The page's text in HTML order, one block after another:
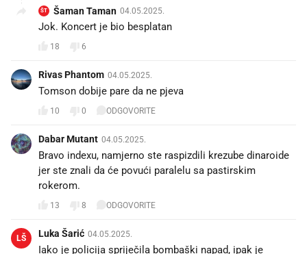
ŠT Šaman Taman 04.05.2025.
Jok. Koncert je bio besplatan
18 6
Rivas Phantom 04.05.2025.
Tomson dobije pare da ne pjeva
10 0 ODGOVORITE
Dabar Mutant 04.05.2025.
Bravo indexu, namjerno ste raspizdili krezube dinaroide
jer ste znali da će povući paralelu sa pastirskim
rokerom.
13 8 ODGOVORITE
LŠ Luka Šarić 04.05.2025.
Iako je policija spriječila bombaški napad, ipak je